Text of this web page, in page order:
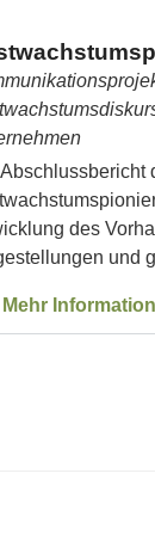
des
und
Mehr